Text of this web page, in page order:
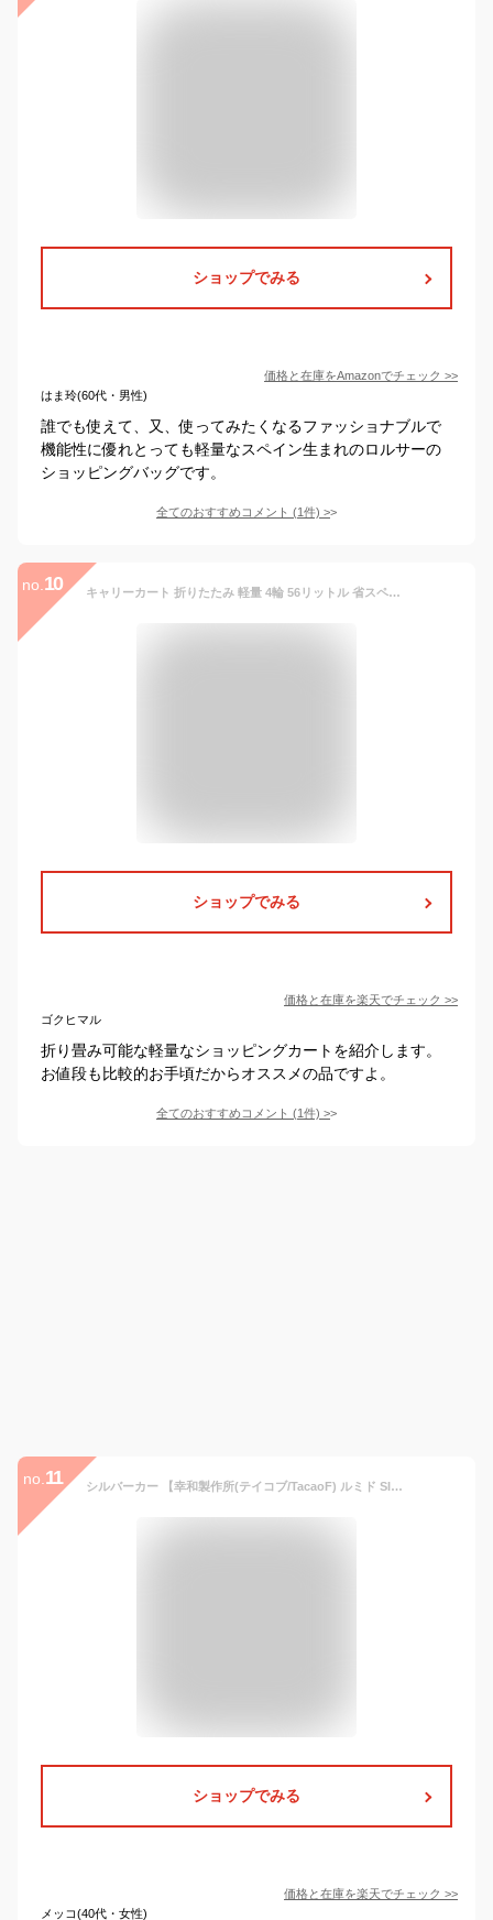
ショップでみる
価格と在庫をAmazonでチェック >>
はま玲(60代・男性)
誰でも使えて、又、使ってみたくなるファッショナブルで
機能性に優れとっても軽量なスペイン生まれのロルサーの
ショッピングバッグです。
全てのおすすめコメント (1件) >
no. 10 キャリーカート 折りたたみ 軽量 4輪 56リットル 省スペース コンテナキャリー 台車 コロコロ 買い物 アウトドア ショッピングカート
ショップでみる
価格と在庫を楽天でチェック >>
ゴクヒマル
折り畳み可能な軽量なショッピングカートを紹介します。
お値段も比較的お手頃だからオススメの品ですよ。
全てのおすすめコメント (1件) >
no. 11 シルバーカー 【幸和製作所(テイコブ/TacaoF) ルミド SIMD02】おしゃれ 軽量 座れる 散歩 シニア コンパクト 歩行補助 買い物 ショッピングカー 大容量 老人車 手押し車 介護 人気 送料無料 高齢者
ショップでみる
価格と在庫を楽天でチェック >>
メッコ(40代・女性)